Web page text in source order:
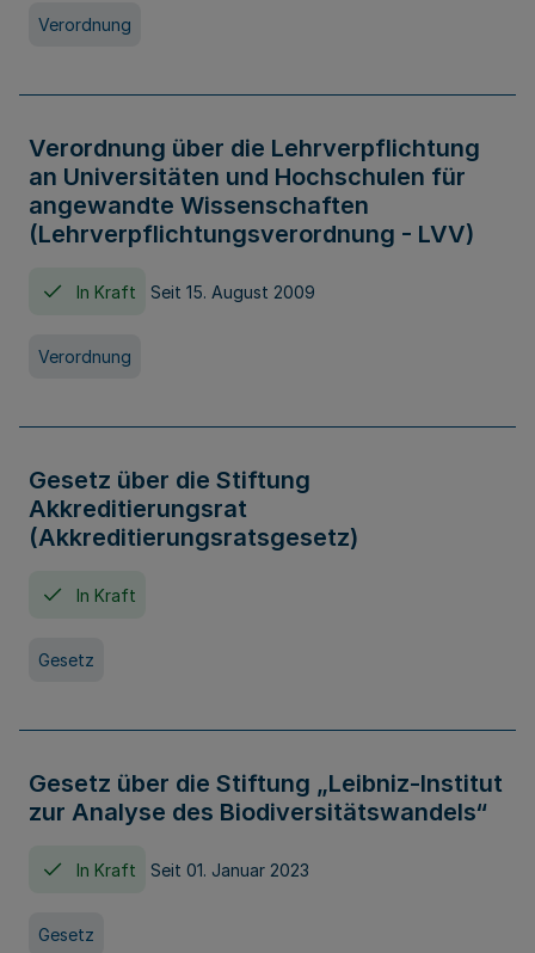
Verordnung
Verordnung über die Lehrverpflichtung
an Universitäten und Hochschulen für
angewandte Wissenschaften
(Lehrverpflichtungsverordnung - LVV)
In Kraft Seit 15. August 2009
Verordnung
Gesetz über die Stiftung
Akkreditierungsrat
(Akkreditierungsratsgesetz)
In Kraft
Gesetz
Gesetz über die Stiftung „Leibniz-Institut
zur Analyse des Biodiversitätswandels“
In Kraft Seit 01. Januar 2023
Gesetz